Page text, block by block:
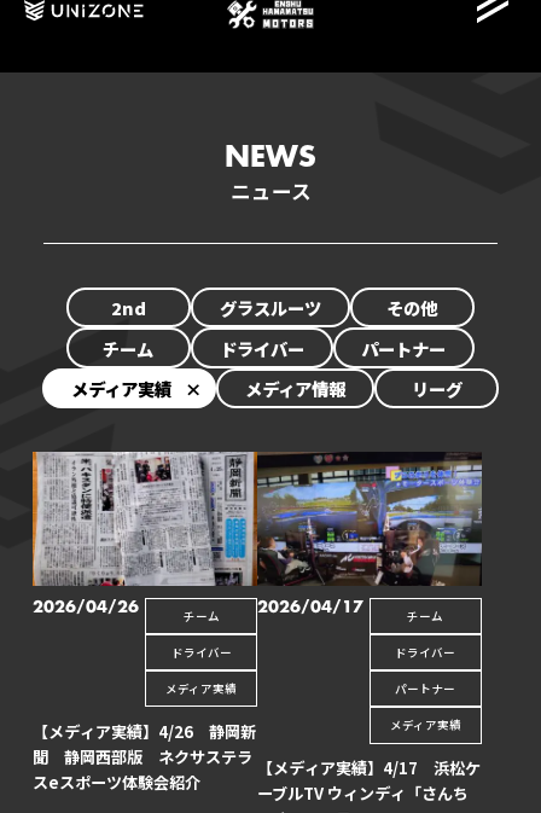
NEWS
SCHEDULE
EVENT
STANDINGS
PARTNER
CONTACT
NEWS
ニュース
2nd グラスルーツ
その他
チーム
ドライバー
パートナー
メディア実績
メディア情報 リーグ
2026/04/26
チーム
ドライバー
メディア実績
【メディア実績】4/26 静岡新
聞 静岡西部版 ネクサステラ
スeスポーツ体験会紹介
2026/04/17
チーム
ドライバー
パートナー
メディア実績
【メディア実績】4/17 浜松ケ
ーブルTV ウィンディ「さんち